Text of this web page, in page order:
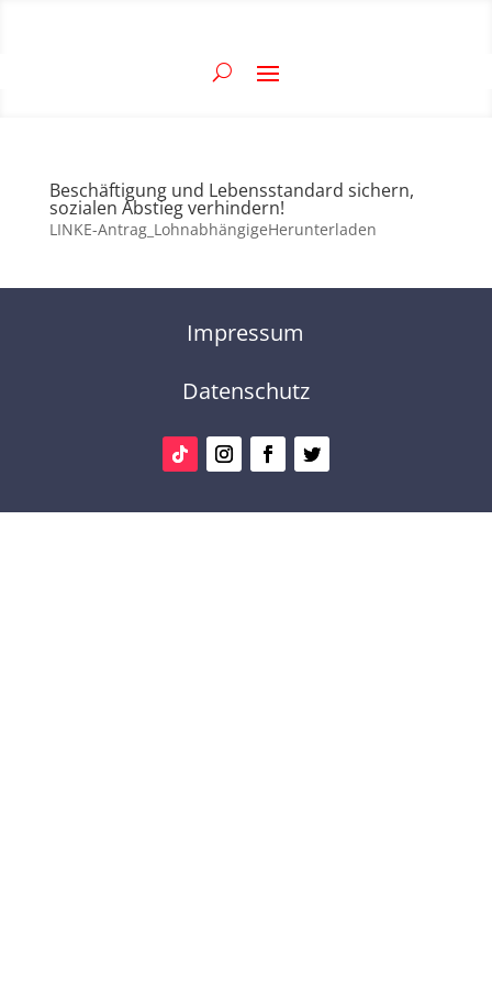
Beschäftigung und Lebensstandard sichern,
sozialen Abstieg verhindern!
LINKE-Antrag_LohnabhängigeHerunterladen
Impressum
Datenschutz